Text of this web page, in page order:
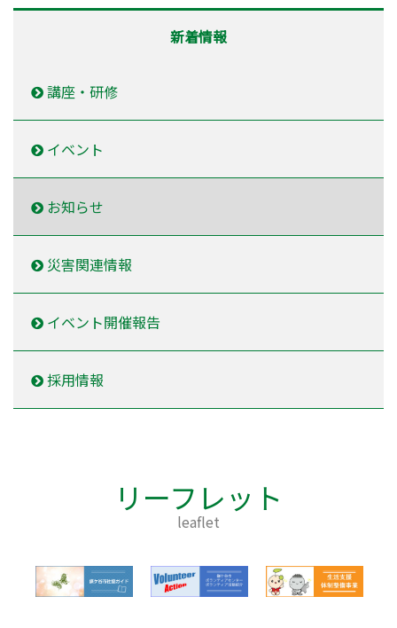
新着情報
講座・研修
イベント
お知らせ
災害関連情報
イベント開催報告
採用情報
リーフレット
leaflet